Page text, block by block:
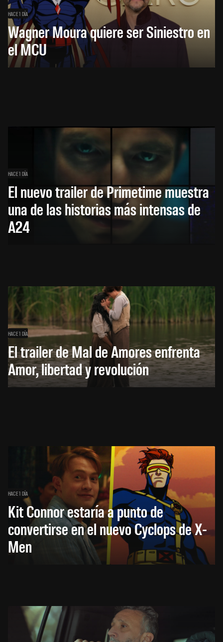
HACE 1 DÍA
Wagner Moura quiere ser Siniestro en
el MCU
HACE 1 DÍA
El nuevo trailer de Primetime muestra
una de las historias más intensas de
A24
HACE 1 DÍA
El trailer de Mal de Amores enfrenta
Amor, libertad y revolución
HACE 1 DÍA
Kit Connor estaría a punto de
convertirse en el nuevo Cyclops de X-
Men